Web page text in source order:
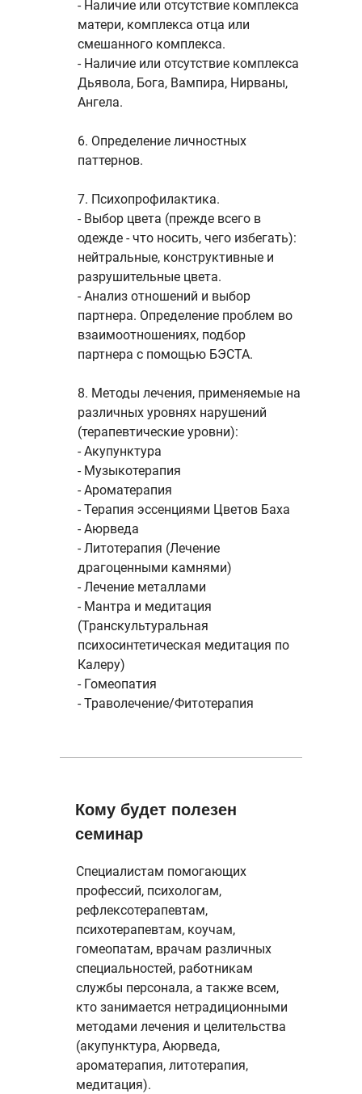
- Наличие или отсутствие комплекса
матери, комплекса отца или
смешанного комплекса.
- Наличие или отсутствие комплекса
Дьявола, Бога, Вампира, Нирваны,
Ангела.
6. Определение личностных
паттернов.
7. Психопрофилактика.
- Выбор цвета (прежде всего в
одежде - что носить, чего избегать):
нейтральные, конструктивные и
разрушительные цвета.
- Анализ отношений и выбор
партнера. Определение проблем во
взаимоотношениях, подбор
партнера с помощью БЭСТА.
8. Методы лечения, применяемые на
различных уровнях нарушений
(терапевтические уровни):
- Акупунктура
- Музыкотерапия
- Ароматерапия
- Терапия эссенциями Цветов Баха
- Аюрведа
- Литотерапия (Лечение
драгоценными камнями)
- Лечение металлами
- Мантра и медитация
(Транскультуральная
психосинтетическая медитация по
Калеру)
- Гомеопатия
- Траволечение/Фитотерапия
Кому будет полезен
семинар
Специалистам помогающих
профессий, психологам,
рефлексотерапевтам,
психотерапевтам, коучам,
гомеопатам, врачам различных
специальностей, работникам
службы персонала, а также всем,
кто занимается нетрадиционными
методами лечения и целительства
(акупунктура, Аюрведа,
ароматерапия, литотерапия,
медитация).